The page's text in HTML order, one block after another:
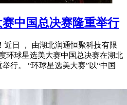
中国总决赛隆重举行
近日 ， 由湖北润通恒聚科技有限
环球星选美大赛中国总决赛在湖北
行。 “环球星选美大赛”以“中国